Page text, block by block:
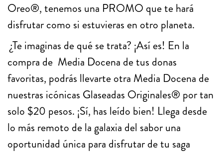
Oreo®, tenemos una PROMO que te hará
disfrutar como si estuvieras en otro planeta.
¿Te imaginas de qué se trata? ¡Así es! En la
compra de Media Docena de tus donas
favoritas, podrás llevarte otra Media Docena de
nuestras icónicas Glaseadas Originales® por tan
solo $20 pesos. ¡Sí, has leído bien! Llega desde
lo más remoto de la galaxia del sabor una
oportunidad única para disfrutar de tu saga